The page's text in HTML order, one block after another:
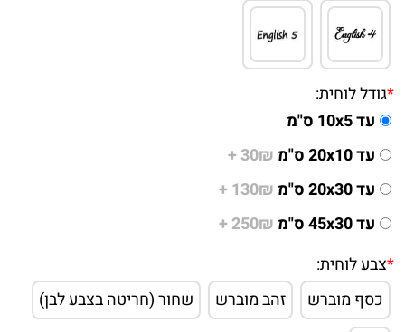
*גודל לוחית:
עד 10x5 ס"מ
עד 20x10 ס"מ
30₪ +
עד 20x30 ס"מ
130₪ +
עד 45x30 ס"מ
250₪ +
*צבע לוחית:
כסף מוברש
זהב מוברש
שחור (חריטה בצבע לבן)